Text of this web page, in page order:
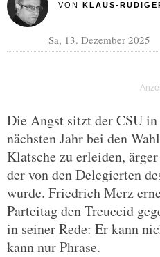
VON KLAUS-
Sa, 13. Dezember 2025
Die Angst sitzt der CSU
nächsten Jahr bei den
Klatsche zu erleiden,
der von den Delegierten
wurde. Friedrich Merz
Parteitag den Treueeid
in seiner Rede: Er kann
kann nur Phrase.